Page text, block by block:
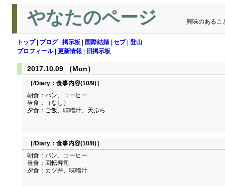
やなたのページ 興味のあるこ
トップ| ブログ| 掲示板 国際結婚 セブ| 登山
プロフィール| 更新情報 旧掲示板
2017.10.09 （Mon）
［/Diary： 食事内容(10/9)］
朝食：パン、コーヒー
昼食：（なし）
夕食：ご飯、味噌汁、天ぷら
［/Diary： 食事内容(10/8)］
朝食：パン、コーヒー
昼食：回転寿司
夕食：カツ丼、味噌汁